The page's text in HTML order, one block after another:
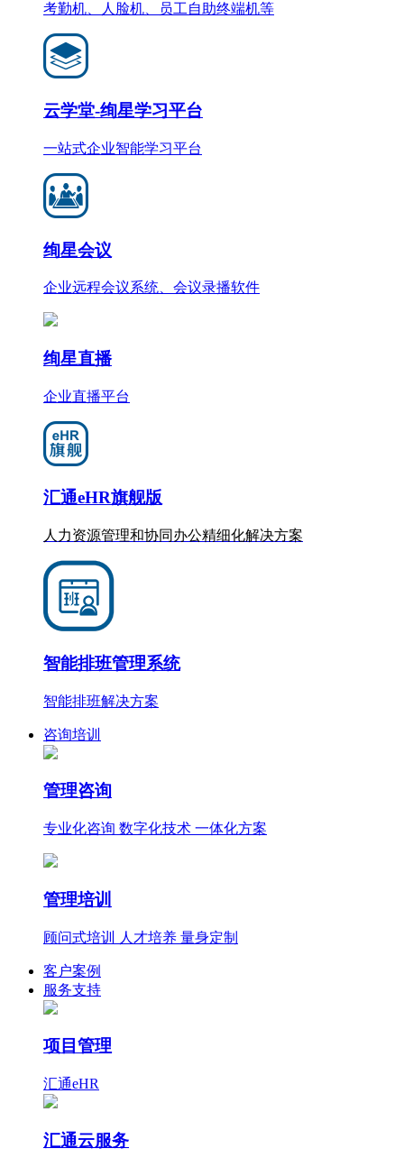
考勤机、人脸机、员工自助终端机等
云学堂-绚星学习平台
一站式企业智能学习平台
绚星会议
企业远程会议系统、会议录播软件
绚星直播
企业直播平台
汇通eHR旗舰版
人力资源管理和协同办公精细化解决方案
智能排班管理系统
智能排班解决方案
咨询培训
管理咨询
专业化咨询 数字化技术 一体化方案
管理培训
顾问式培训 人才培养 量身定制
客户案例
服务支持
项目管理
汇通eHR
汇通云服务